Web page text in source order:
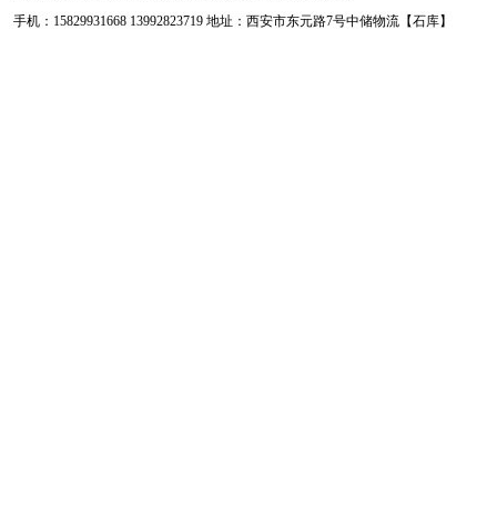
手机：15829931668 13992823719 地址：西安市东元路7号中储物流【石库】